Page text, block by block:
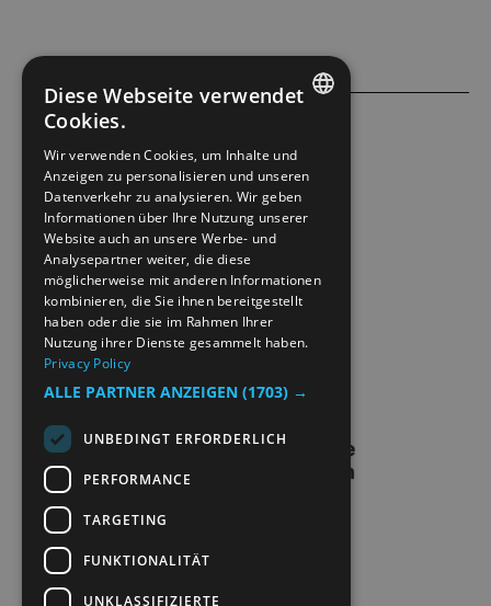
ACCESSIBILITY STATEMENT
PRIVACY POLICY & COOKIES
SITE MAP
EXTRANETT
KONTAKT
NORWEGIAN
GERMAN
Diese Webseite verwendet
Cookies.
Wir verwenden Cookies, um Inhalte und
Anzeigen zu personalisieren und unseren
Datenverkehr zu analysieren. Wir geben
Informationen über Ihre Nutzung unserer
Website auch an unsere Werbe- und
Analysepartner weiter, die diese
möglicherweise mit anderen Informationen
kombinieren, die Sie ihnen bereitgestellt
haben oder die sie im Rahmen Ihrer
Nutzung ihrer Dienste gesammelt haben.
Privacy Policy
ALLE PARTNER ANZEIGEN (1703) →
UNBEDINGT ERFORDERLICH
PERFORMANCE
TARGETING
FUNKTIONALITÄT
UNKLASSIFIZIERTE